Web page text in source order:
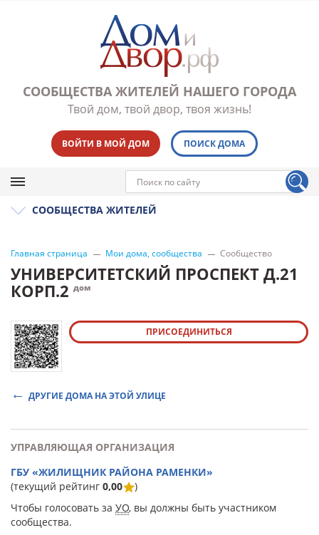
СООБЩЕСТВА ЖИТЕЛЕЙ НАШЕГО ГОРОДА
Твой дом, твой двор, твоя жизнь!
ВОЙТИ В МОЙ ДОМ ПОИСК ДОМА
СООБЩЕСТВА ЖИТЕЛЕЙ
Главная страница Мои дома, сообщества Сообщество
УНИВЕРСИТЕТСКИЙ ПРОСПЕКТ Д.21
КОРП.2 дом
ПРИСОЕДИНИТЬСЯ
ДРУГИЕ ДОМА НА ЭТОЙ УЛИЦЕ
УПРАВЛЯЮЩАЯ ОРГАНИЗАЦИЯ
ГБУ «ЖИЛИЩНИК РАЙОНА РАМЕНКИ»
(текущий рейтинг 0,00
)
Чтобы голосовать за УО, вы должны быть участником
сообщества.